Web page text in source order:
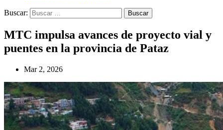
Buscar:
MTC impulsa avances de proyecto vial y
puentes en la provincia de Pataz
Mar 2, 2026